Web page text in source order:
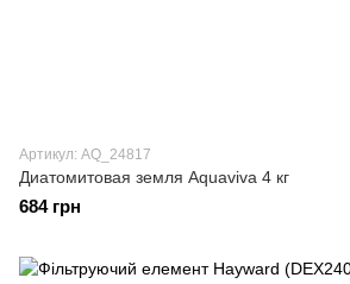
Артикул: AQ_24817
Диатомитовая земля Aquaviva 4 кг
684 грн